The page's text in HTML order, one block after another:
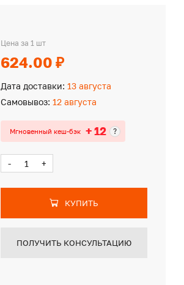
Цена за 1 шт
624.00 ₽
Дата доставки: 13 августа
Самовывоз: 12 августа
Мгновенный кеш-бэк + 12 ?
- +
КУПИТЬ
ПОЛУЧИТЬ КОНСУЛЬТАЦИЮ